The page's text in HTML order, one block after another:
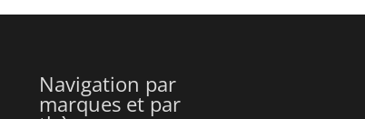
Navigation par
marques et par